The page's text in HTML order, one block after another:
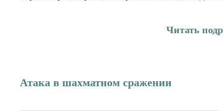
Читать
Атака в шахматном сражении